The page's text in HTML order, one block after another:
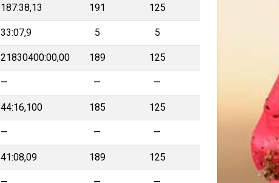
187:38,13 191 125
33:07,9 5 5
21830400:00,00 189 125
— — —
44:16,100 185 125
— — —
41:08,09 189 125